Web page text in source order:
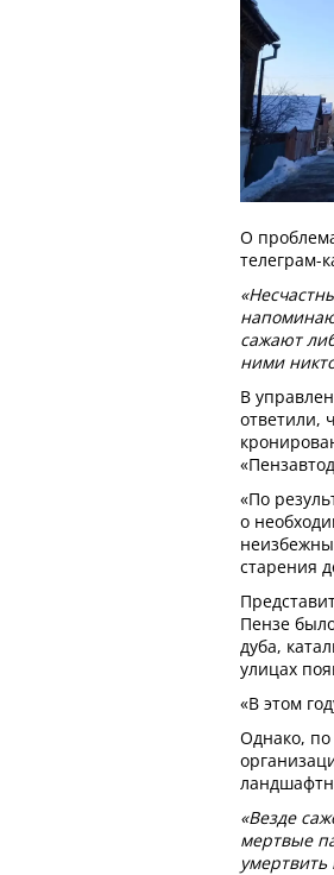
О
телеграм-
сажают
ними
В
ответили,
«По
о
старения
Пензе
дуба,
улицах
«В этом
Однако,
«Везде
мертвые
умертвить